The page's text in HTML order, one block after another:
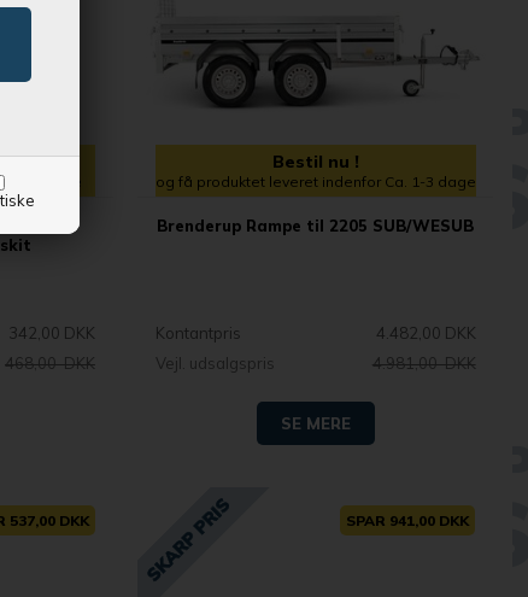
1-2 dage
342,00 DKK
468,00 DKK
Bestil nu !
og få produktet leveret indenfor Ca. 1-3 dage
Brenderup Rampe til 2205 SUB/WESUB
Kontantpris
4.482,00 DKK
Vejl. udsalgspris
4.981,00 DKK
SE MERE
537,00 DKK SPAR 941,00 DKK